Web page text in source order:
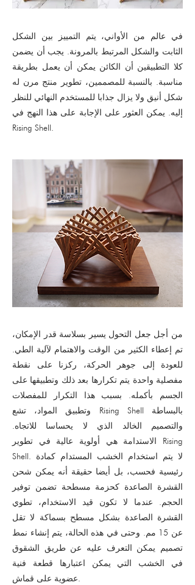
في عالم من الأواني، يتم التمييز بين الشكل
الثابت والشكل المرتبط بالمرونة. يجب أن يضمن
كلا التطبيقين أن الكائن يمكن أن يعمل بطريقة
مناسبة. بالنسبة للمصممين، تطوير منتج مرن له
شكل أنيق ولا يزال جذابا للمستخدم النهائي للنظر
إليه. يمكن العثور على الإجابة على هذا النهج في
Rising Shell.
من أجل جعل التحول يسير بسلاسة قدر الإمكان،
تم إعطاء الكثير من الوقت والاهتمام لآلية الطي.
للعودة إلى جوهر الحركة، ركزنا على نقطة
مفصلية واحدة يتم تكرارها بعد ذلك وتطبيقها على
الجسم بأكمله. بسبب هذا التكرار للمفصلات
وتطبيق المواد، تشع Rising Shell بالبساطة
والتصميم الخالد الذي لا يحساسا للاتجاه.
الاستدامة هي أولوية عالية في تطوير Rising
Shell. لا يتم استخدام الخشب المستدام كمادة
رئيسية فحسب، بل أيضا حقيقة أنه يمكن شحن
القشرة الصاعدة كحزمة مسطحة تضمن توفير
الحجم. عندما لا تكون قيد الاستخدام، تطوي
القشرة الصاعدة بشكل مسطح بسماكة لا تقل
عن 15 مم. وحتى في هذه الحالة، يتم إنشاء نمط
تصميم يمكن التعرف عليه عن طريق الشقوق
في الخشب التي يمكن اعتبارها قطعة فنية